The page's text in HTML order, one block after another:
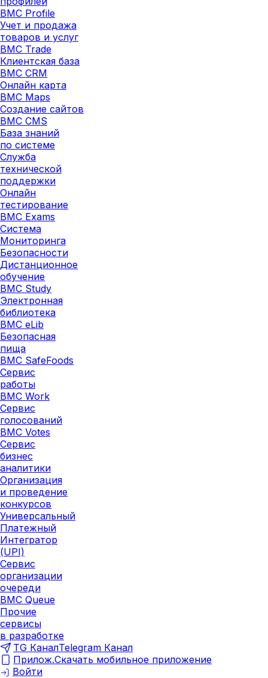
BMC Profile
Учет и продажа
товаров и услуг
BMC Trade
Клиентская база
BMC CRM
Онлайн карта
BMC Maps
Создание сайтов
BMC CMS
База знаний
по системе
Служба
технической
поддержки
Онлайн
тестирование
BMC Exams
Система
Мониторинга
Безопасности
Дистанционное
обучение
BMC Study
Электронная
библиотека
BMC eLib
Безопасная
пища
BMC SafeFoods
Сервис
работы
BMC Work
Сервис
голосований
BMC Votes
Сервис
бизнес
аналитики
Организация
и проведение
конкурсов
Универсальный
Платежный
Интегратор
(UPI)
Сервис
организации
очереди
BMC Queue
Прочие
сервисы
в разработке
TG КаналTelegram Канал
Прилож.Скачать мобильное приложение
Войти